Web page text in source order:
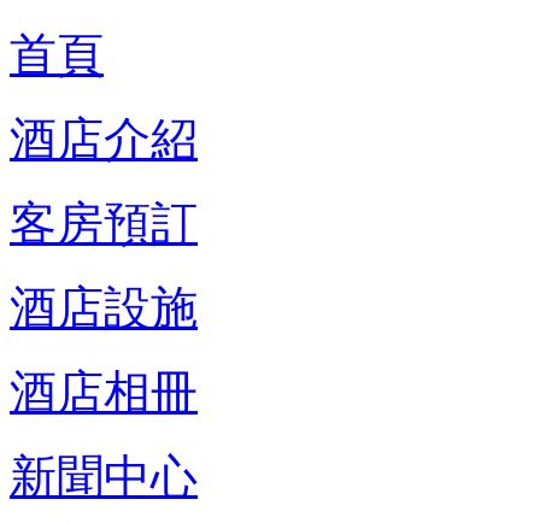
首頁
酒店介紹
客房預訂
酒店設施
酒店相冊
新聞中心